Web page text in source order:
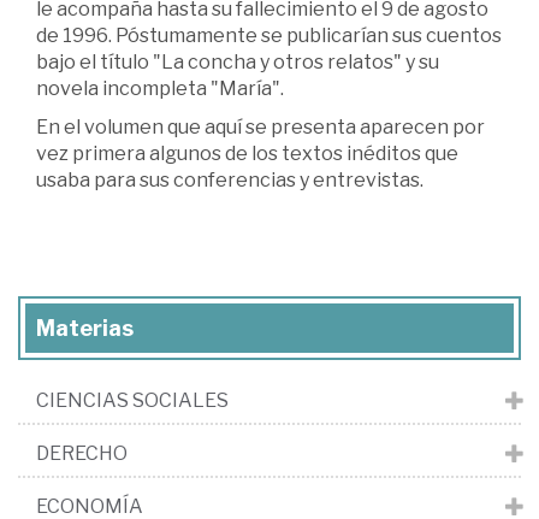
le acompaña hasta su fallecimiento el 9 de agosto
de 1996. Póstumamente se publicarían sus cuentos
bajo el título "La concha y otros relatos" y su
novela incompleta "María".
En el volumen que aquí se presenta aparecen por
vez primera algunos de los textos inéditos que
usaba para sus conferencias y entrevistas.
Materias
CIENCIAS SOCIALES
DERECHO
ECONOMÍA